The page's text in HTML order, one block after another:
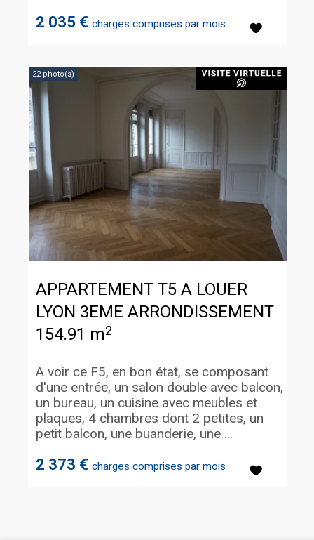
2 035 € charges comprises par mois
22 photo(s)
APPARTEMENT T5 A LOUER
LYON 3EME ARRONDISSEMENT
154.91 m2
2 373 € charges comprises par mois
A voir ce F5, en bon état, se composant
d'une entrée, un salon double avec balcon,
un bureau, un cuisine avec meubles et
plaques, 4 chambres dont 2 petites, un
petit balcon, une buanderie, une ...